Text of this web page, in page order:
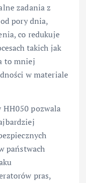
zadania z
pory dnia,
co redukuje
takich jak
to mniej
w materiale
pozwala
państwach
pras,